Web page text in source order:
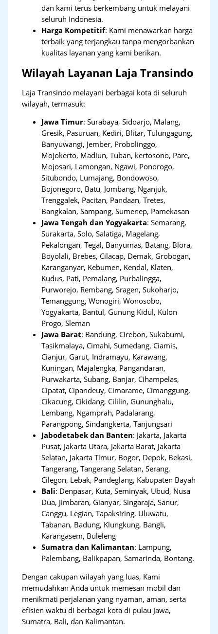
dan kami terus berkembang untuk melayani
seluruh Indonesia.
Harga Kompetitif: Kami menawarkan harga
terbaik yang terjangkau tanpa mengorbankan
kualitas layanan yang kami berikan.
Wilayah Layanan Laja Transindo
Laja Transindo melayani berbagai kota di seluruh
wilayah, termasuk:
Jawa Timur:Surabaya, Sidoarjo, Malang,
Gresik, Pasuruan, Kediri, Blitar, Tulungagung,
Banyuwangi, Jember, Probolinggo,
Mojokerto, Madiun, Tuban, kertosono, Pare,
Mojosari, Lamongan, Ngawi, Ponorogo,
Situbondo, Lumajang, Bondowoso,
Bojonegoro, Batu, Jombang, Nganjuk,
Trenggalek, Pacitan, Pandaan, Tretes,
Bangkalan, Sampang, Sumenep, Pamekasan
Jawa Tengah dan Yogyakarta:Semarang,
Surakarta, Solo, Salatiga, Magelang,
Pekalongan, Tegal, Banyumas, Batang, Blora,
Boyolali, Brebes, Cilacap, Demak, Grobogan,
Karanganyar, Kebumen, Kendal, Klaten,
Kudus, Pati, Pemalang, Purbalingga,
Purworejo, Rembang, Sragen, Sukoharjo,
Temanggung, Wonogiri, Wonosobo,
Yogyakarta, Bantul, Gunung Kidul, Kulon
Progo, Sleman
Jawa Barat: Bandung, Cirebon, Sukabumi,
Tasikmalaya, Cimahi, Sumedang, Ciamis,
Cianjur, Garut, Indramayu, Karawang,
Kuningan, Majalengka, Pangandaran,
Purwakarta, Subang, Banjar, Cihampelas,
Cipatat, Cipandeuy, Cimarame, Cimanggung,
Cikacung, Cikidang, Cililin, Gununghalu,
Lembang, Ngamprah, Padalarang,
Parangpong, Sindangkerta, Tanjungsari
Jabodetabek dan Banten: Jakarta, Jakarta
Pusat, Jakarta Utara, Jakarta Barat, Jakarta
Selatan, Jakarta Timur, Bogor, Depok, Bekasi,
Tangerang,Tangerang Selatan, Serang,
Cilegon, Lebak, Pandeglang, Kabupaten Bayah
Bali: Denpasar, Kuta, Seminyak, Ubud, Nusa
Dua, Jimbaran, Gianyar, Singaraja, Sanur,
Canggu, Legian, Tapaksiring, Uluwatu,
Tabanan, Badung, Klungkung, Bangli,
Karangasem, Buleleng
Sumatra dan Kalimantan: Lampung,
Palembang, Balikpapan, Samarinda, Bontang.
Dengan cakupan wilayah yang luas, Kami
memudahkan Anda untuk memesan mobil dan
menikmati perjalanan yang nyaman, aman, serta
efisien waktu di berbagai kota di pulau Jawa,
Sumatra, Bali, dan Kalimantan.